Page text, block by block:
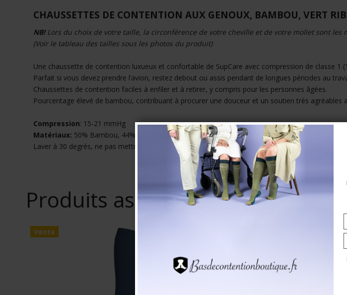
CHAUSSETTES DE CONTENTION AUX GENOUX, BAMBOU, VERT RIB
NB!Lors du choix de votre taille, la circonférence de votre cheville et de votre mollet sont les
(Voir le tableau des tailles sous les photos du produit)
Une chaussette de contention luxueux et confortable de SupCare avec compression de classe 1
Parfait si vous devez prendre l’avion, restez debout ou assis pendant de longues périodes au
Chaussettes de contention faciles à enfiler et à retirer, y compris pour les personnes âgées.
Pourcentage élevé de bambou, contribuant à procurer une douceur et un soutien très agréables
Compression: 15-21 mmHg
Matériaux: 50% Bambou, 44% Polyamide, 6% Élasthanne
Laver à 30 degrés, ne pas mettre au sèche-linge
Produits associés
Vente
SupCare
SupCare
1523-3